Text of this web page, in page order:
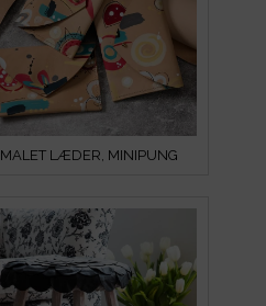
MALET LÆDER, MINIPUNG